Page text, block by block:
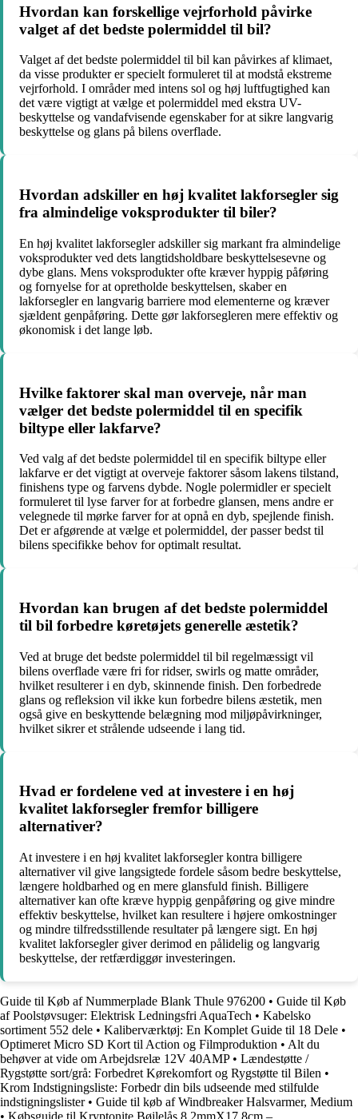
Hvordan kan forskellige vejrforhold påvirke
valget af det bedste polermiddel til bil?
Valget af det bedste polermiddel til bil kan påvirkes af klimaet,
da visse produkter er specielt formuleret til at modstå ekstreme
vejrforhold. I områder med intens sol og høj luftfugtighed kan
det være vigtigt at vælge et polermiddel med ekstra UV-
beskyttelse og vandafvisende egenskaber for at sikre langvarig
beskyttelse og glans på bilens overflade.
Hvordan adskiller en høj kvalitet lakforsegler sig
fra almindelige voksprodukter til biler?
En høj kvalitet lakforsegler adskiller sig markant fra almindelige
voksprodukter ved dets langtidsholdbare beskyttelsesevne og
dybe glans. Mens voksprodukter ofte kræver hyppig påføring
og fornyelse for at opretholde beskyttelsen, skaber en
lakforsegler en langvarig barriere mod elementerne og kræver
sjældent genpåføring. Dette gør lakforsegleren mere effektiv og
økonomisk i det lange løb.
Hvilke faktorer skal man overveje, når man
vælger det bedste polermiddel til en specifik
biltype eller lakfarve?
Ved valg af det bedste polermiddel til en specifik biltype eller
lakfarve er det vigtigt at overveje faktorer såsom lakens tilstand,
finishens type og farvens dybde. Nogle polermidler er specielt
formuleret til lyse farver for at forbedre glansen, mens andre er
velegnede til mørke farver for at opnå en dyb, spejlende finish.
Det er afgørende at vælge et polermiddel, der passer bedst til
bilens specifikke behov for optimalt resultat.
Hvordan kan brugen af det bedste polermiddel
til bil forbedre køretøjets generelle æstetik?
Ved at bruge det bedste polermiddel til bil regelmæssigt vil
bilens overflade være fri for ridser, swirls og matte områder,
hvilket resulterer i en dyb, skinnende finish. Den forbedrede
glans og refleksion vil ikke kun forbedre bilens æstetik, men
også give en beskyttende belægning mod miljøpåvirkninger,
hvilket sikrer et strålende udseende i lang tid.
Hvad er fordelene ved at investere i en høj
kvalitet lakforsegler fremfor billigere
alternativer?
At investere i en høj kvalitet lakforsegler kontra billigere
alternativer vil give langsigtede fordele såsom bedre beskyttelse,
længere holdbarhed og en mere glansfuld finish. Billigere
alternativer kan ofte kræve hyppig genpåføring og give mindre
effektiv beskyttelse, hvilket kan resultere i højere omkostninger
og mindre tilfredsstillende resultater på længere sigt. En høj
kvalitet lakforsegler giver derimod en pålidelig og langvarig
beskyttelse, der retfærdiggør investeringen.
Guide til Køb af Nummerplade Blank Thule 976200 • Guide til Køb
af Poolstøvsuger: Elektrisk Ledningsfri AquaTech • Kabelsko
sortiment 552 dele • Kaliberværktøj: En Komplet Guide til 18 Dele •
Optimeret Micro SD Kort til Action og Filmproduktion • Alt du
behøver at vide om Arbejdsrelæ 12V 40AMP• Lændestøtte /
Rygstøtte sort/grå: Forbedret Kørekomfort og Rygstøtte til Bilen •
Krom Indstigningsliste: Forbedr din bils udseende med stilfulde
indstigningslister• Guide til køb af Windbreaker Halsvarmer, Medium
• Købsguide til Kryptonite Bøjlelås 8,2mmX17,8cm –